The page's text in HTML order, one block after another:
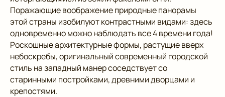
Поражающие воображение природные панорамы
этой страны изобилуют контрастными видами: здесь
одновременно можно наблюдать все 4 времени года!
Роскошные архитектурные формы, растущие вверх
небоскребы, оригинальный современный городской
стиль на западный манер соседствует со
старинными постройками, древними дворцами и
крепостями.